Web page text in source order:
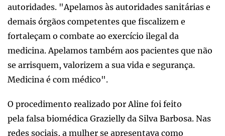
autoridades. "Apelamos às autoridades sanitárias e
demais órgãos competentes que fiscalizem e
fortaleçam o combate ao exercício ilegal da
medicina. Apelamos também aos pacientes que não
se arrisquem, valorizem a sua vida e segurança.
Medicina é com médico".
O procedimento realizado por Aline foi feito
pela falsa biomédica Grazielly da Silva Barbosa. Nas
redes sociais, a mulher se apresentava como